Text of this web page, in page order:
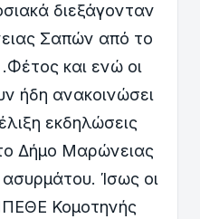
διεξάγονταν
Σαπών από το
και ενώ οι
ήδη ανακοινώσει
εκδηλώσεις
Δήμο Μαρώνειας
Ίσως οι
Κομοτηνής